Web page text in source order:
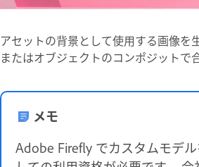
アセットの背景として使用する画像を
またはオブジェクトのコンポジットで
メモ
Adobe Firefly でカスタムモデル